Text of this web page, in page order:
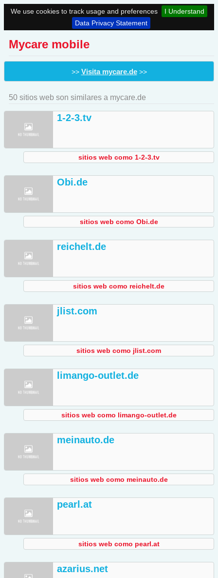
We use cookies to track usage and preferences
I Understand
Data Privacy Statement
Mycare mobile
>> Visita mycare.de>>
50 sitios web son similares a mycare.de
1-2-3.tv
sitios web como 1-2-3.tv
Obi.de
sitios web como Obi.de
reichelt.de
sitios web como reichelt.de
jlist.com
sitios web como jlist.com
limango-outlet.de
sitios web como limango-outlet.de
meinauto.de
sitios web como meinauto.de
pearl.at
sitios web como pearl.at
azarius.net